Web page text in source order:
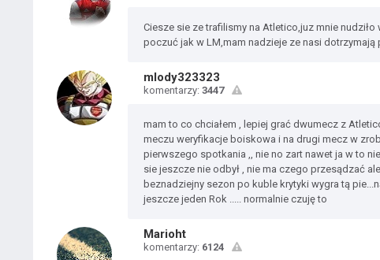
Ciesze sie ze trafilismy na Atletico,juz mnie
poczuć jak w LM,mam nadzieje ze nasi dotrzymają
mlody323323
komentarzy: 3447
mam to co chciałem , lepiej grać dwumecz z
meczu weryfikacje boiskowa i na drugi mecz w
pierwszego spotkania ,, nie no zart nawet ja w to
sie jeszcze nie odbył , nie ma czego przesądzać
beznadziejny sezon po kuble krytyki wygra tą
jeszcze jeden Rok ..... normalnie czuję to
Marioht
komentarzy: 6124